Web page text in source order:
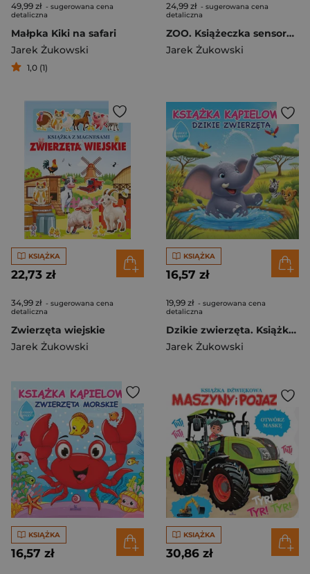
49,99 zł - sugerowana cena
detaliczna
Małpka Kiki na safari
Jarek Żukowski
1,0 (1)
24,99 zł - sugerowana cena
detaliczna
ZOO. Książeczka sensoryczna
Jarek Żukowski
KSIĄŻKA
22,73 zł
34,99 zł - sugerowana cena
detaliczna
Zwierzęta wiejskie
Jarek Żukowski
KSIĄŻKA
16,57 zł
19,99 zł - sugerowana cena
detaliczna
Dzikie zwierzęta. Książka kąpielowa
Jarek Żukowski
KSIĄŻKA
16,57 zł
KSIĄŻKA
30,86 zł